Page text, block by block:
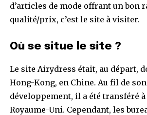
d’articles de mode offrant un bon
qualité/prix, c’est le site à visiter.
Où se situe le site ?
Le site Airydress était, au départ,
Hong-Kong, en Chine. Au fil de son
développement, il a été transféré à
Royaume-Uni. Cependant, les